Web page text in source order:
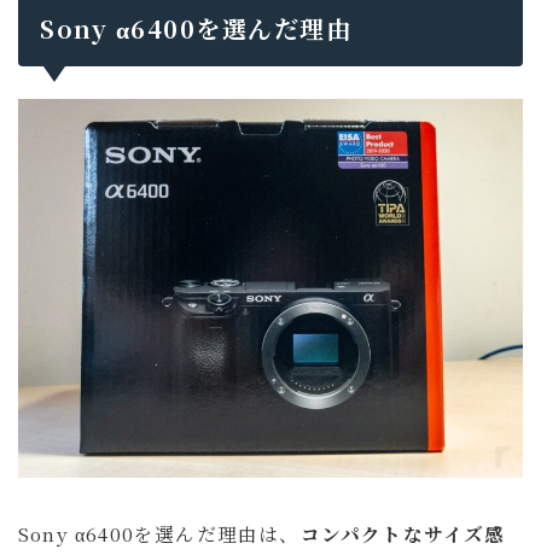
Sony α6400を選んだ理由
Sony α6400を選んだ理由は、
コンパクトなサイズ感